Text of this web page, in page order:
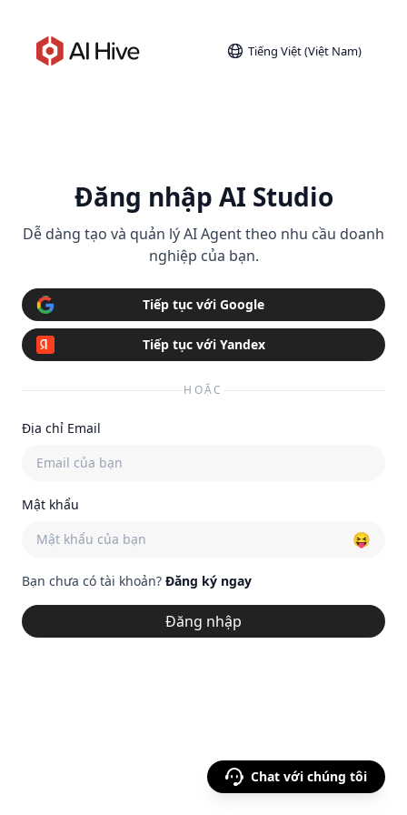
Tiếng Việt (Việt Nam)
Đăng nhập AI Studio
Dễ dàng tạo và quản lý AI Agent theo nhu cầu doanh
nghiệp của bạn.
Tiếp tục với Google
Tiếp tục với Yandex
HOẶC
Địa chỉ Email
Mật khẩu
😝
Bạn chưa có tài khoản? Đăng ký ngay
Đăng nhập
Chat với chúng tôi